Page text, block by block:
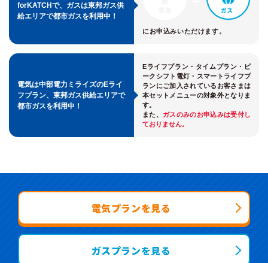
forKATCHで、ガスは東邦ガス供
給エリアで都市ガスを利用中！
にお申込みいただけます。
電気は中部電力ミライズのEライ
フプラン、東邦ガス供給エリアで
都市ガスを利用中！
Eライフプラン・タイムプラン・ピ
ークシフト電灯・スマートライフプ
ランにご加入されているお客さまは
本セットメニューの対象外となりま
す。
また、 ガスのみのお申込みは受付し
ておりません。
電気プランを見る
ガスプランを見る